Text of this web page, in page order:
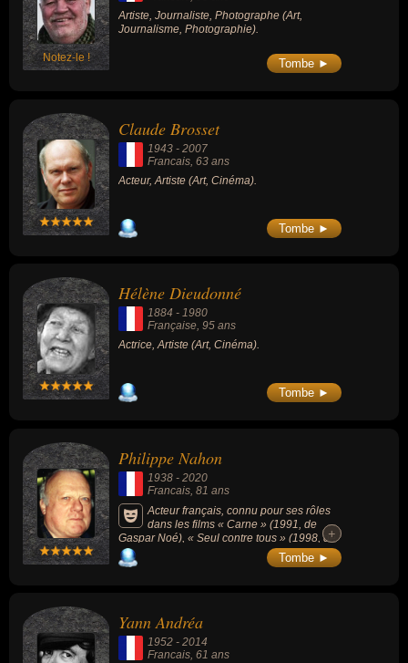
Notez-le !
Artiste, Journaliste, Photographe (Art,
Journalisme, Photographie).
Tombe ►
Claude Brosset
1943 - 2007
Francais , 63 ans
Acteur, Artiste (Art, Cinéma).
Tombe ►
Hélène Dieudonné
1884 - 1980
Française, 95 ans
Actrice, Artiste (Art, Cinéma).
Tombe ►
Philippe Nahon
1938 - 2020
Francais, 81 ans
Acteur français, connu pour ses rôles
dans les films « Carne » (1991, de
Gaspar Noé), « Seul contre tous » (1998, de
Gaspar Noé) ou « Haute Tension » (2003,
horreur). Il a également tourné dans les films
+
+
Tombe ►
Yann Andréa
1952 - 2014
Francais, 61 ans